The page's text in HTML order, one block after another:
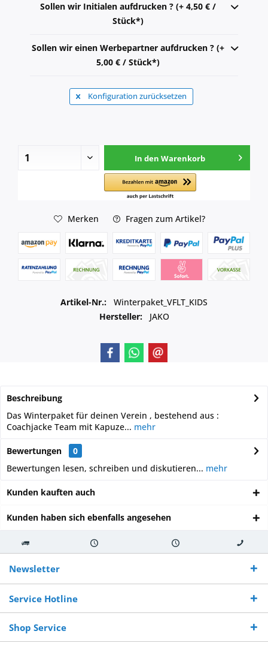
Sollen wir Initialen aufdrucken ? (+ 4,50 € /
Stück*)
Sollen wir einen Werbepartner aufdrucken ? (+
5,00 € / Stück*)
Konfiguration zurücksetzen
In den Warenkorb
Merken Fragen zum Artikel?
Artikel-Nr.:
Winterpaket_VFLT_KIDS
Hersteller:
JAKO
Beschreibung
Das Winterpaket für deinen Verein , bestehend aus :
Coachjacke Team mit Kapuze... mehr
Bewertungen
0
Bewertungen lesen, schreiben und diskutieren... mehr
Kunden kauften auch
Kunden haben sich ebenfalls angesehen
Kostenloser
Versand ab €
250,-
Versand innerhalb von Versand von So erreichen
Sie uns 0160
970 511 90
Newsletter
Service Hotline
Shop Service